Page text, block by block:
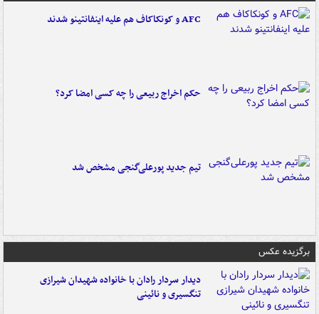
AFC و کونکاکاف هم علیه اینفانتینو شدند
حکم اخراج ربیعی را چه کسی امضا کرد؟
تیم جدید پورعلی‌گنجی مشخص شد
برگزیده عکس
دیدار سردار رادان با خانواده‌ شهیدان شیرازی
تنگسیری و نائینی